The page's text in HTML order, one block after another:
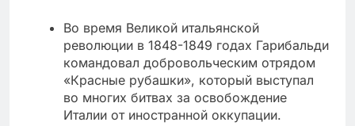
Во время Великой итальянской
революции в 1848-1849 годах Гарибальди
командовал добровольческим отрядом
«Красные рубашки», который выступал
во многих битвах за освобождение
Италии от иностранной оккупации.